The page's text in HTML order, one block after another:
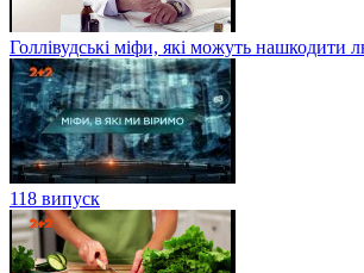
Голлівудські міфи, які можуть нашкодити
118 випуск